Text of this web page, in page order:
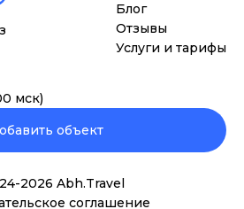
мск)
Блог
Отзывы
Услуги и тарифы
объект
2026 Abh.Travel
соглашение